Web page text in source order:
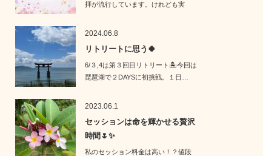
拝が流行しています。けれども実
2024.06.8
リトリートに思う🍀
6/３,4は第３回目リトリート🏝️今回は
琵琶湖で２DAYSに初挑戦。１日…
2023.06.1
セッションは命を輝かせる贅沢
時間🌷✨
私のセッション料金は高い！？値段